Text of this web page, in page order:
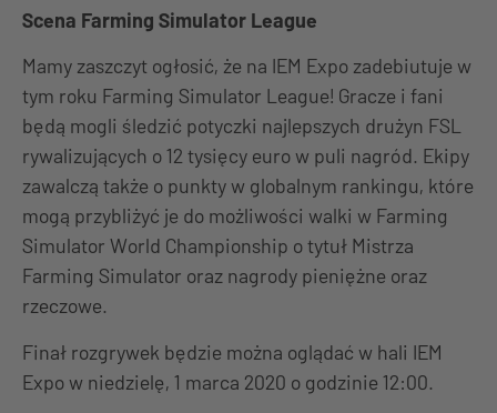
Scena Farming Simulator League
Mamy zaszczyt ogłosić, że na IEM Expo zadebiutuje w
tym roku Farming Simulator League! Gracze i fani
będą mogli śledzić potyczki najlepszych drużyn FSL
rywalizujących o 12 tysięcy euro w puli nagród. Ekipy
zawalczą także o punkty w globalnym rankingu, które
mogą przybliżyć je do możliwości walki w Farming
Simulator World Championship o tytuł Mistrza
Farming Simulator oraz nagrody pieniężne oraz
rzeczowe.
Finał rozgrywek będzie można oglądać w hali IEM
Expo w niedzielę, 1 marca 2020 o godzinie 12:00.